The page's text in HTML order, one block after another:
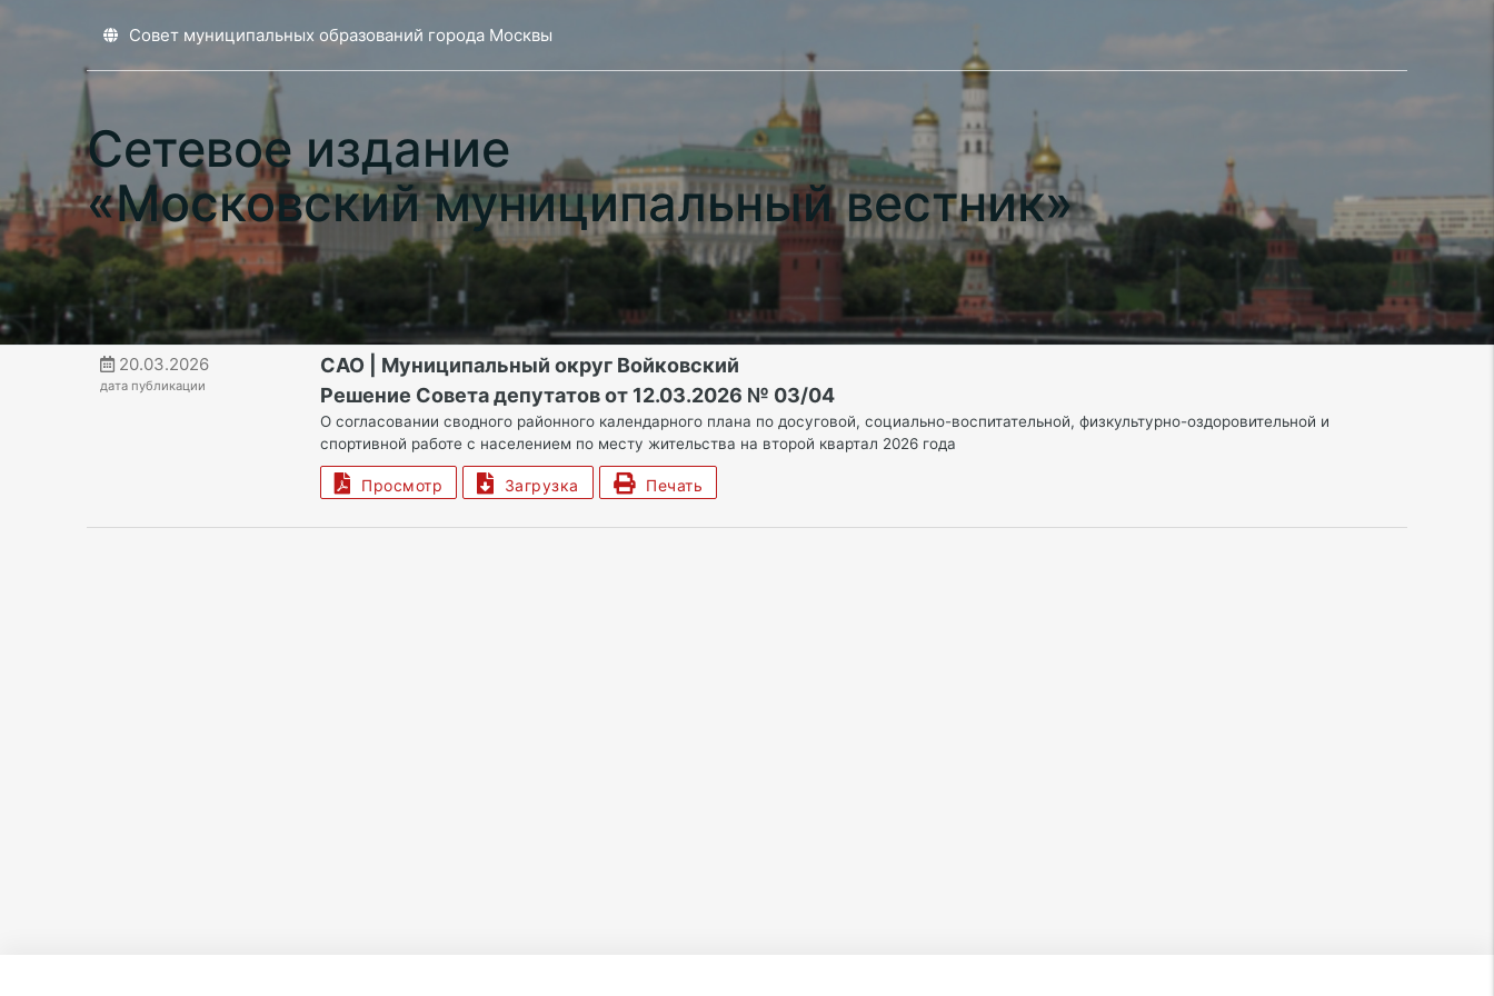
Совет муниципальных образований города Москвы
Сетевое издание
«Московский муниципальный вестник»
20.03.2026
дата публикации
САО | Муниципальный округ Войковский
Решение Совета депутатов от 12.03.2026 № 03/04
О согласовании сводного районного календарного плана по досуговой, социально-воспитательной, физкультурно-оздоровительной и
спортивной работе с населением по месту жительства на второй квартал 2026 года
Просмотр Загрузка Печать